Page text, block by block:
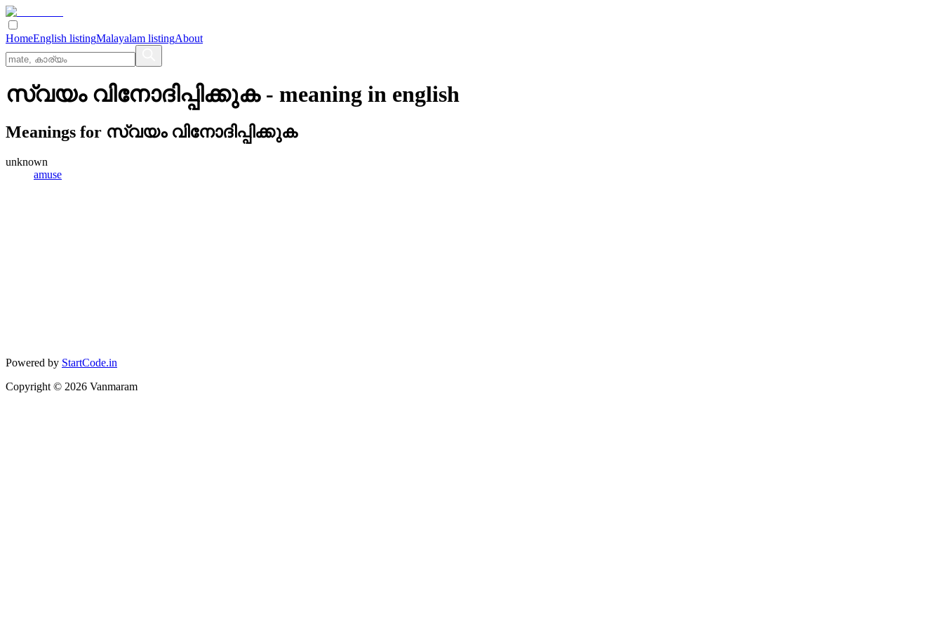
HomeEnglish listingMalayalam listingAbout
സ്വയം വിനോദിപ്പിക്കുക- meaning in english
Meanings for സ്വയം വിനോദിപ്പിക്കുക
unknown
amuse
Powered by StartCode.in
Copyright © 2026 Vanmaram